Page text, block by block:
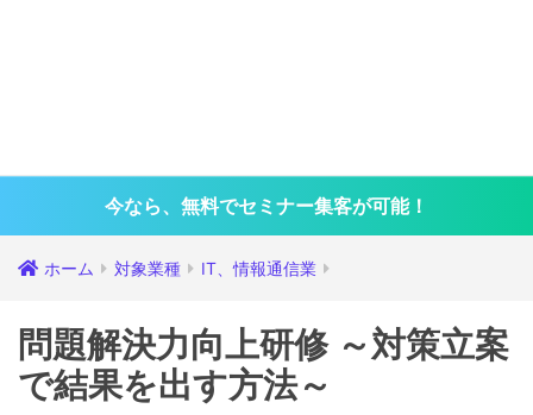
今なら、無料でセミナー集客が可能！
ホーム 対象業種 IT、情報通信業
問題解決力向上研修 ～対策立案
で結果を出す方法～